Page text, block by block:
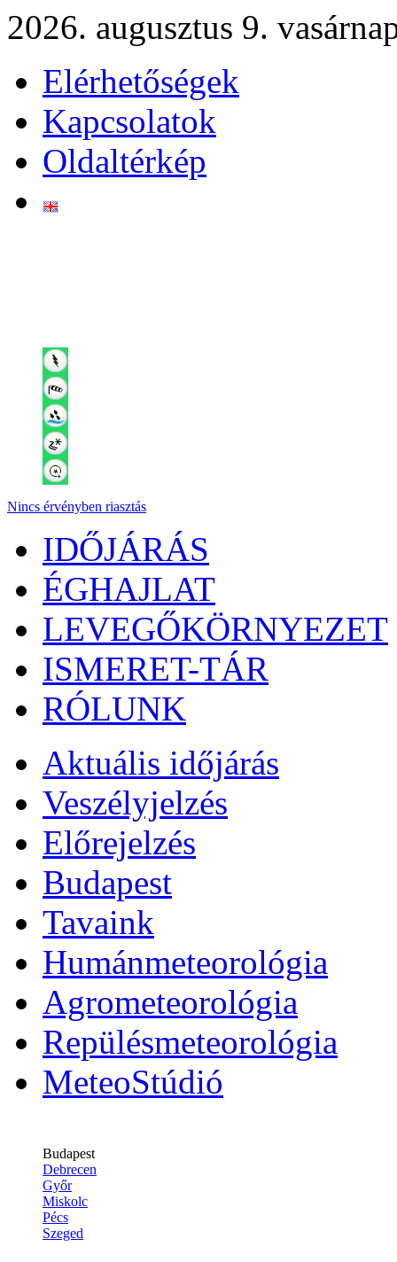
2026. augusztus 9.
Elérhetőségek
Kapcsolatok
Oldaltérkép
Nincs érvényben riasztás
IDŐJÁRÁS
ÉGHAJLAT
LEVEGŐKÖRNYEZET
ISMERET-TÁR
RÓLUNK
Aktuális időjárás
Veszélyjelzés
Előrejelzés
Budapest
Tavaink
Humánmeteorológia
Agrometeorológia
Repülésmeteorológia
MeteoStúdió